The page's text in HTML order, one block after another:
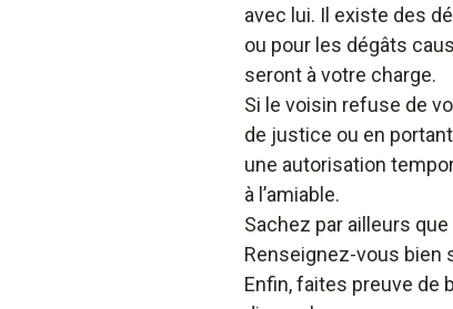
avec lui. Il existe des
ou pour les dégâts
seront à votre charge.
Si le voisin refuse de
de justice ou en
une autorisation
à l’amiable.
Sachez par ailleurs
Renseignez-vous bien
Enfin, faites preuve de